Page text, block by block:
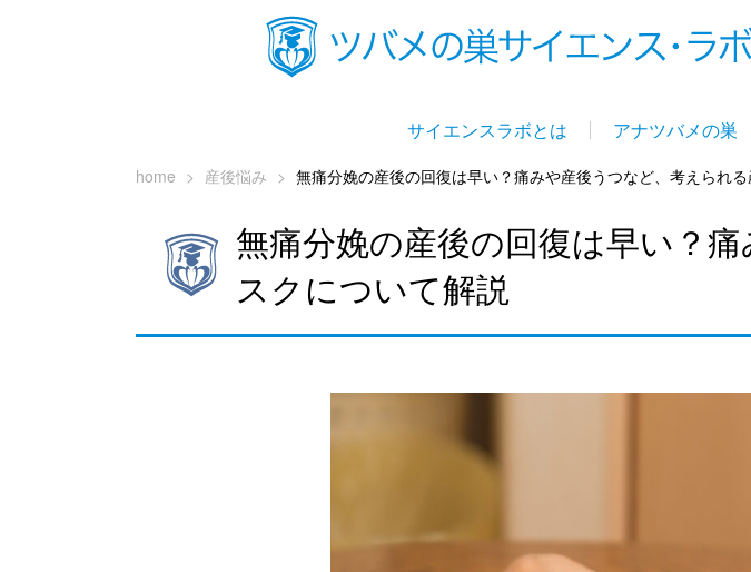
サイエンスラボとは アナツバメの巣
home > 産後悩み > 無痛分娩の産後の回復は早い？痛みや産後うつなど、考えられ
無痛分娩の産後の回復は早い？
スクについて解説